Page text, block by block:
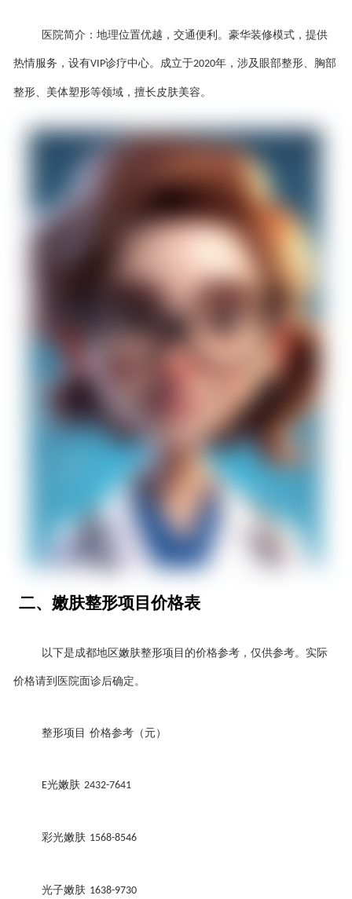
医院简介：地理位置优越，交通便利。豪华装修模式，提供
热情服务，设有VIP诊疗中心。成立于2020年，涉及眼部整形、胸部
整形、美体塑形等领域，擅长皮肤美容。
二、嫩肤整形项目价格表
以下是成都地区嫩肤整形项目的价格参考，仅供参考。实际
价格请到医院面诊后确定。
整形项目 价格参考（元）
E光嫩肤 2432-7641
彩光嫩肤 1568-8546
光子嫩肤 1638-9730